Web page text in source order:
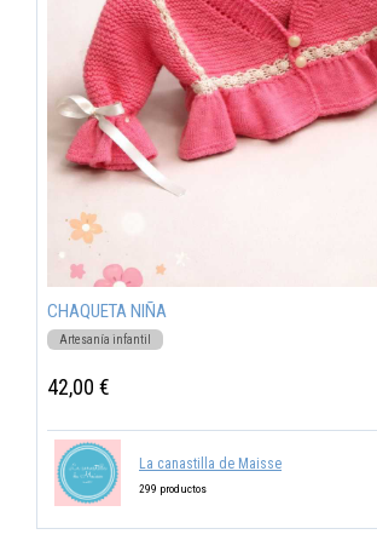
CHAQUETA NIÑA
Artesanía infantil
42,00 €
La canastilla de Maisse
299 productos